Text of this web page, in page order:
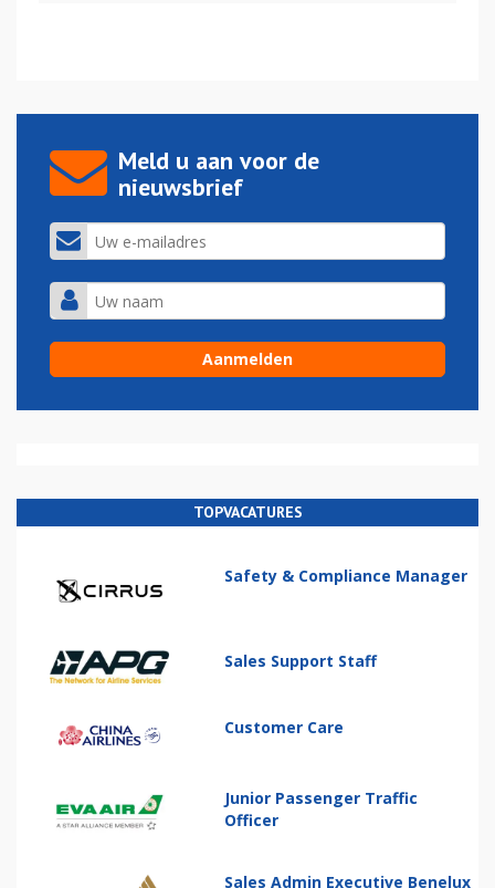
Meld u aan voor de
nieuwsbrief
TOPVACATURES
Safety & Compliance Manager
Sales Support Staff
Customer Care
Junior Passenger Traffic
Officer
Sales Admin Executive Benelux